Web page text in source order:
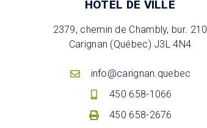
HÔTEL DE VILLE
2379, chemin de Chambly, bur. 210
Carignan (Québec) J3L 4N4
info@carignan.quebec
450 658-1066
450 658-2676